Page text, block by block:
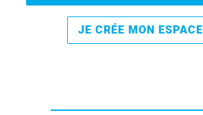
JE CRÉE MON